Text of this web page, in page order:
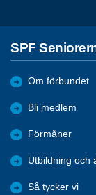
SPF
Om förbundet
Bli medlem
Förmåner
Utbildning och
Så tycker vi